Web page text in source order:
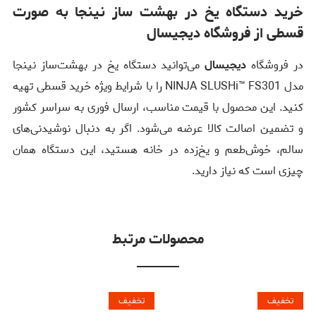
خرید دستگاه یخ در بهشت ساز نینجا به صورت
قسطی از فروشگاه دیجیسال
در فروشگاه دیجیسالمی‌توانید دستگاه یخ در بهشت‌ساز نینجا
مدل NINJA SLUSHi™ FS301 را با شرایط ویژه خرید قسطی تهیه
کنید. این محصول با قیمت مناسب، ارسال فوری به سراسر کشور
و تضمین اصالت کالا عرضه می‌شود. اگر به دنبال نوشیدنی‌های
سالم، خوش‌طعم و یخ‌زده در خانه هستید، این دستگاه همان
چیزی است که نیاز دارید.
محصولات مرتبط
تخفیف تخفیف